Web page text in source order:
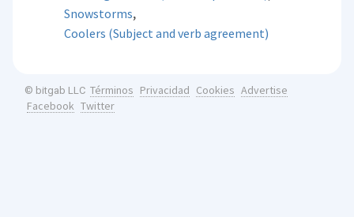
Snowstorms,
Coolers (Subject and verb agreement)
© bitgab LLC Términos Privacidad Cookies Advertise
Facebook Twitter